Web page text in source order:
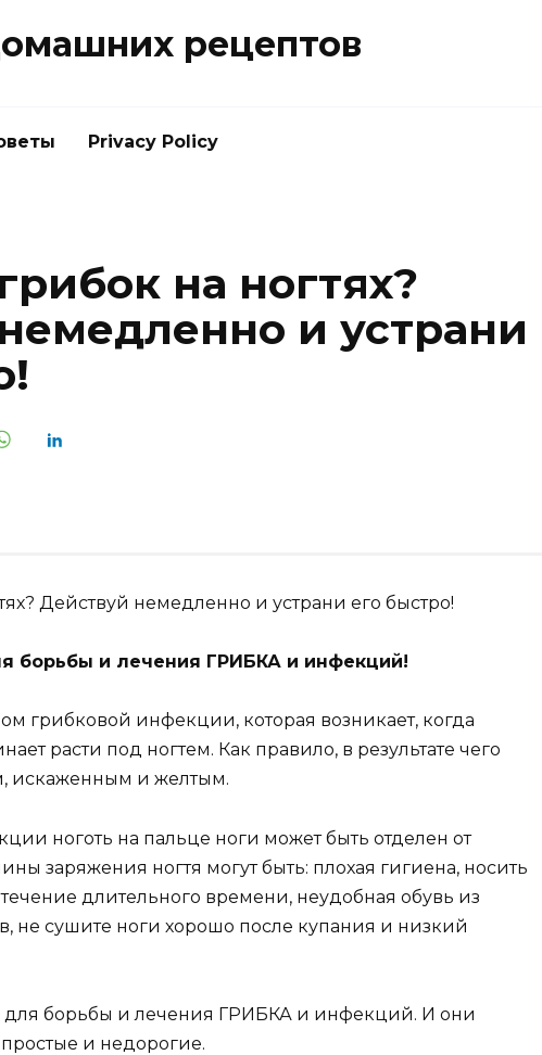
рецептов
Privacy Policy
на ногтях?
и устрани
борьбы и лечения ГРИБКА и инфекций!
грибковой инфекции, которая возникает, когда
расти под ногтем. Как правило, в результате чего
искаженным и желтым.
ноготь на пальце ноги может быть отделен от
заряжения ногтя могут быть: плохая гигиена, носить
длительного времени, неудобная обувь из
не сушите ноги хорошо после купания и низкий
для борьбы и лечения ГРИБКА и инфекций. И они
и недорогие.